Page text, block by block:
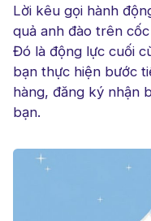
Lời kêu gọi hành
quả anh đào trên
Đó là động lực cuối
bạn thực hiện bước
hàng, đăng ký nhận
bạn.